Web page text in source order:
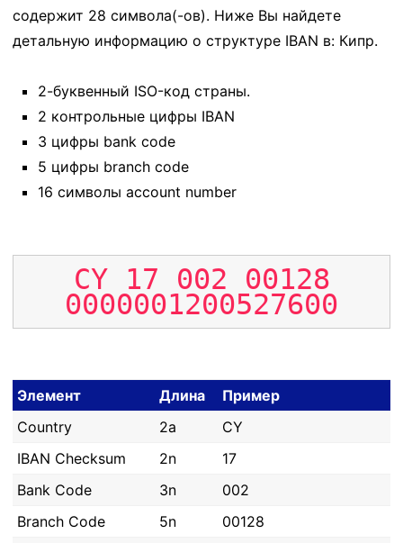
содержит 28 символа(-ов). Ниже Вы найдете
детальную информацию о структуре IBAN в: Кипр.
2-буквенный ISO-код страны.
2 контрольные цифры IBAN
3 цифры bank code
5 цифры branch code
16 символы account number
CY 17 002 00128
0000001200527600
Элемент Длина
Пример
Country
2a
CY
IBAN Checksum
2n
17
Bank Code
3n
002
Branch Code
5n
00128